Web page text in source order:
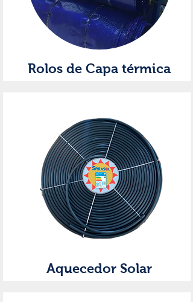
Rolos de Capa térmica
Aquecedor Solar